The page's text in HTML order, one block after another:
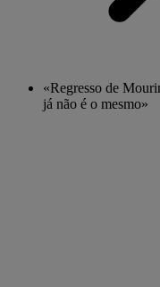
«Regresso de
já não é o mesmo»